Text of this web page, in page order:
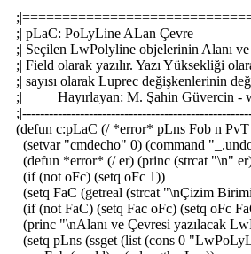
;| pLaC: PoLyLine
;| Seçilen LwPolyline objelerinin Alanı
;| Field olarak yazılır. Yazı Yüksekliği
;| sayısı olarak Luprec
;| Hayırlayan: M. Şahin
(defun c:pLaC (/ *error* pLns Fob n
(setvar "cmdecho" 0) (command
(defun *error* (/ er) (princ (strcat "\n"
(if (not oFc) (setq oFc 1))
(setq FaC (getreal (strcat "\nÇizim
(if (not FaC) (setq Fac oFc) (setq oFc
(princ "\nAlanı ve Çevresi yazılacak
(setq pLns (ssget (list (cons 0